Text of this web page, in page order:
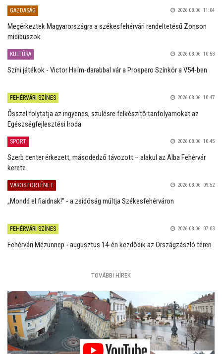
GAZDASÁG 2026.08.06. 11:04
Megérkeztek Magyarországra a székesfehérvári rendeltetésű Zonson
midibuszok
KULTÚRA 2026.08.06. 10:53
Színi játékok - Victor Haïm-darabbal vár a Prospero Színkör a V54-ben
FEHÉRVÁRI SZÍNES 2026.08.06. 10:47
Ősszel folytatja az ingyenes, szülésre felkészítő tanfolyamokat az
Egészségfejlesztési Iroda
SPORT 2026.08.06. 10:45
Szerb center érkezett, másodedző távozott – alakul az Alba Fehérvár
kerete
VÁROSTÖRTÉNET 2026.08.06. 09:52
„Mondd el fiaidnak!” - a zsidóság múltja Székesfehérváron
FEHÉRVÁRI SZÍNES 2026.08.06. 07:03
Fehérvári Mézünnep - augusztus 14-én kezdődik az Országzászló téren
TOVÁBBI HÍREK